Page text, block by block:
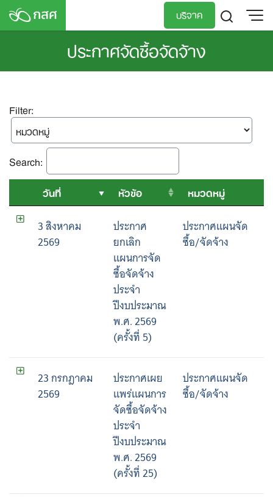
Skip
บริจาค
ประกาศจัดซื้อจัดจ้าง
Filter:
Search:
วันที่
หัวข้อ หมวดหมู่
3 สิงหาคม
2569
ประกาศ
ยกเลิก
แผนการจัด
ซื้อจัดจ้าง
ประจำ
ปีงบประมาณ
พ.ศ. 2569
(ครั้งที่ 5)
ประกาศแผนจัด
ซื้อ/จัดจ้าง
23 กรกฎาคม
2569
ประกาศเผย
แพร่แผนการ
จัดซื้อจัดจ้าง
ประจำ
ปีงบประมาณ
พ.ศ. 2569
(ครั้งที่ 25)
ประกาศแผนจัด
ซื้อ/จัดจ้าง